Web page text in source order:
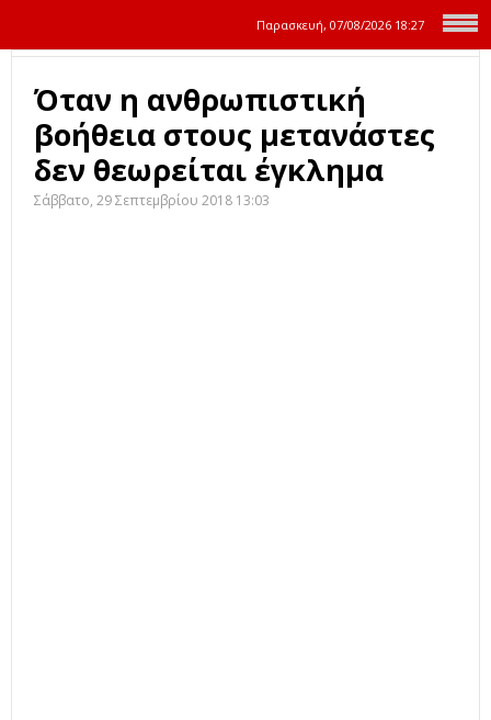
Παρασκευή, 07/08/2026 18:27
Όταν η ανθρωπιστική
βοήθεια στους μετανάστες
δεν θεωρείται έγκλημα
Σάββατο, 29 Σεπτεμβρίου 2018 13:03